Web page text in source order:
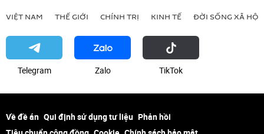
VIỆT NAM THẾ GIỚI CHÍNH TRỊ KINH TẾ ĐỜI SỐNG XÃ HỘI
Telegram Zalo ТikТоk
Về đề án Qui định sử dụng tư liệu Phản hồi